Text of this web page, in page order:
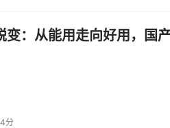
变：从能用走向好用，国
分